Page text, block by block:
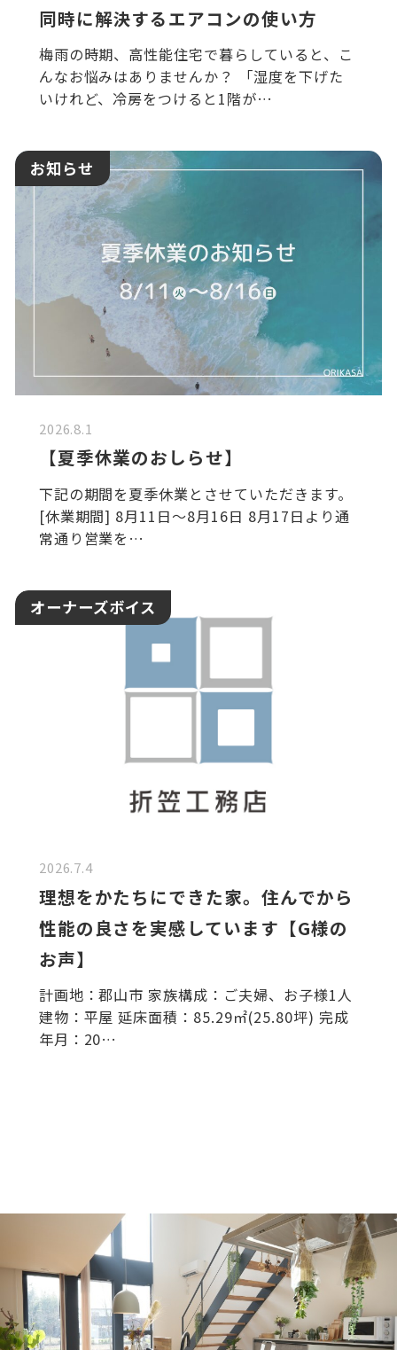
同時に解決するエアコンの使い方
梅雨の時期、高性能住宅で暮らしていると、こ
んなお悩みはありませんか？ 「湿度を下げた
いけれど、冷房をつけると1階が…
お知らせ
2026.8.1
【夏季休業のおしらせ】
下記の期間を夏季休業とさせていただきます。
[休業期間] 8月11日～8月16日 8月17日より通
常通り営業を…
オーナーズボイス
2026.7.4
理想をかたちにできた家。住んでから
性能の良さを実感しています【G様の
お声】
計画地：郡山市 家族構成：ご夫婦、お子様1人
建物：平屋 延床面積：85.29㎡(25.80坪) 完成
年月：20…